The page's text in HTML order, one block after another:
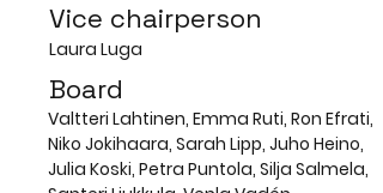
Vice chairperson
Laura Luga
Board
Valtteri Lahtinen, Emma Ruti, Ron Efrati,
Niko Jokihaara, Sarah Lipp, Juho Heino,
Julia Koski, Petra Puntola, Silja Salmela,